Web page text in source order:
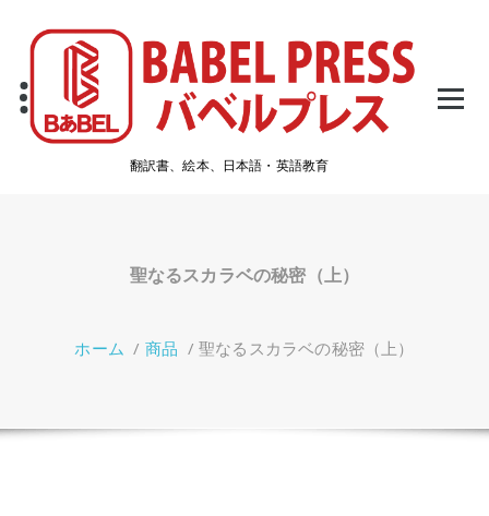
翻訳書、絵本、日本語・英語教育
聖なるスカラベの秘密（上）
ホーム / 商品 /聖なるスカラベの秘密（上）